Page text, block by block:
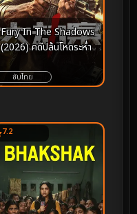
Fury In The Shadows
(2026) คดีปล้นโหดระห่ำ
ซับไทย
7.2